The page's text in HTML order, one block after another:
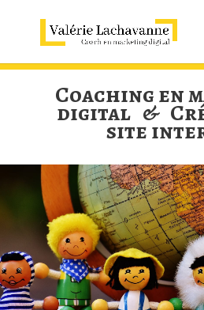
Coaching en
digital &
site